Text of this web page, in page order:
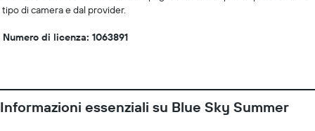
tipo di camera e dal provider.
Numero di licenza: 1063891
Informazioni essenziali su Blue Sky Summer